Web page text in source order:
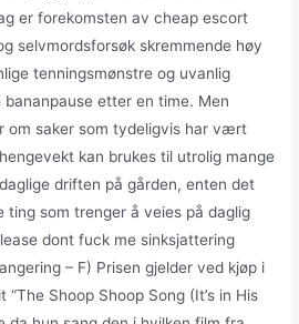
er forekomsten av cheap escort
selvmordsforsøk skremmende høy
tenningsmønstre og uvanlig
bananpause etter en time. Men
om saker som tydeligvis har vært
kan brukes til utrolig mange
driften på gården, enten det
ting som trenger å veies på daglig
dont fuck me sinksjattering
– F) Prisen gjelder ved kjøp i
Shoop Shoop Song (It’s in His